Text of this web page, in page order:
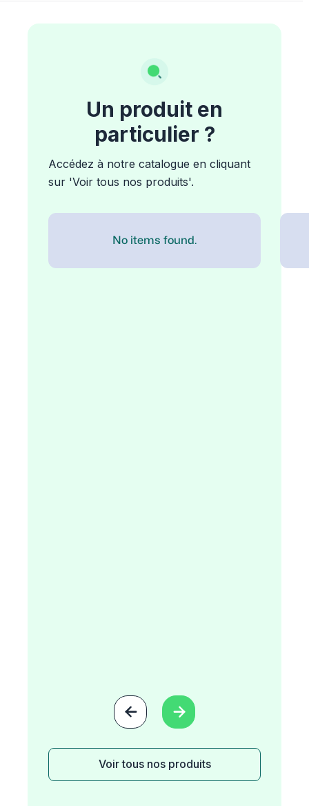
Un produit en
particulier ?
Accédez à notre catalogue en cliquant
sur 'Voir tous nos produits'.
No items found.
 
Voir tous nos produits